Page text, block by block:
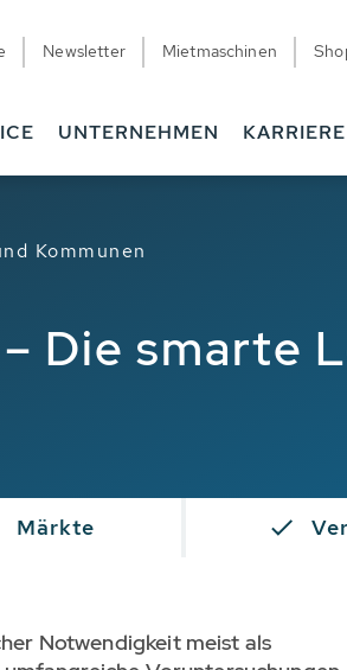
Newsletter Mietmaschinen
UNTERNEHMEN KARRIERE
Kommunen
Die smarte
Märkte
Notwendigkeit meist als